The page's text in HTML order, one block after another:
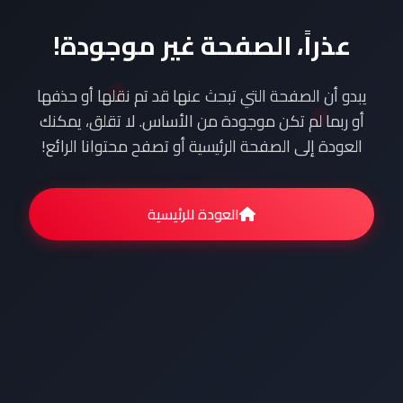
عذراً، الصفحة غير موجودة!
يبدو أن الصفحة التي تبحث عنها قد تم نقلها أو حذفها
أو ربما لم تكن موجودة من الأساس. لا تقلق، يمكنك
العودة إلى الصفحة الرئيسية أو تصفح محتوانا الرائع!
العودة للرئيسية